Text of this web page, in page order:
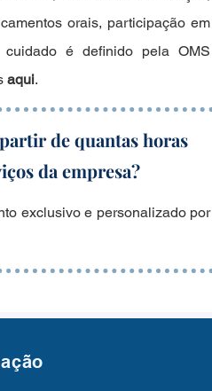
orais, participação em
é definido pela OMS
aqui.
de quantas horas
da empresa?
exclusivo e personalizado por